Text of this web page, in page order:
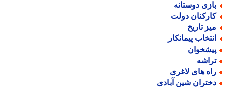
دوستانه
دولت
تاریخ
پیمانکار
های لاغری
شین آبادی